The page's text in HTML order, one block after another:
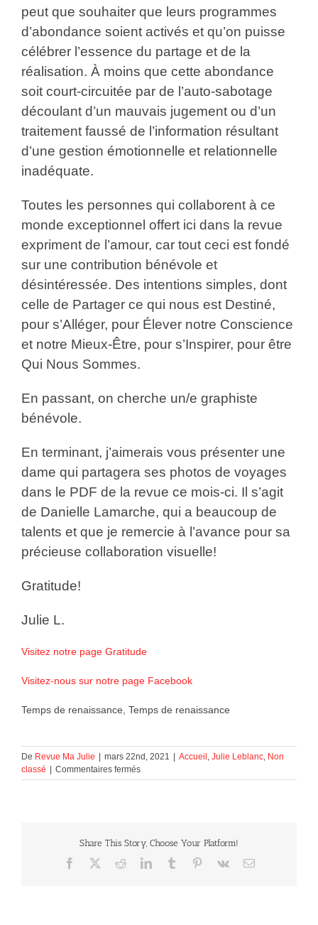
peut que souhaiter que leurs programmes
d’abondance soient activés et qu’on puisse
célébrer l’essence du partage et de la
réalisation. À moins que cette abondance
soit court-circuitée par de l’auto-sabotage
découlant d’un mauvais jugement ou d’un
traitement faussé de l’information résultant
d’une gestion émotionnelle et relationnelle
inadéquate.
Toutes les personnes qui collaborent à ce
monde exceptionnel offert ici dans la revue
expriment de l’amour, car tout ceci est fondé
sur une contribution bénévole et
désintéressée. Des intentions simples, dont
celle de Partager ce qui nous est Destiné,
pour s’Alléger, pour Élever notre Conscience
et notre Mieux-Être, pour s’Inspirer, pour être
Qui Nous Sommes.
En passant, on cherche un/e graphiste
bénévole.
En terminant, j’aimerais vous présenter une
dame qui partagera ses photos de voyages
dans le PDF de la revue ce mois-ci. Il s’agit
de Danielle Lamarche, qui a beaucoup de
talents et que je remercie à l’avance pour sa
précieuse collaboration visuelle!
Gratitude!
Julie L.
Visitez notre page Gratitude
Visitez-nous sur notre page Facebook
Temps de renaissance, Temps de renaissance
De Revue Ma Julie mars 22nd, 2021 Accueil , Julie Leblanc, Non
classé
Commentaires ferméssur
Temps
Share This Story, Choose Your Platform!
Facebook RedditLinkedInTumblr Pinterest
Vk Courriel